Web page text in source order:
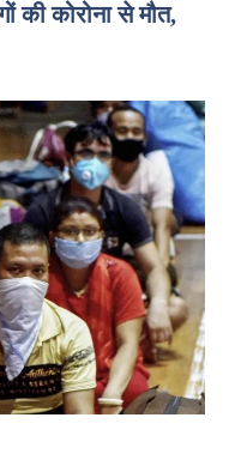
की कोरोना से मौत,